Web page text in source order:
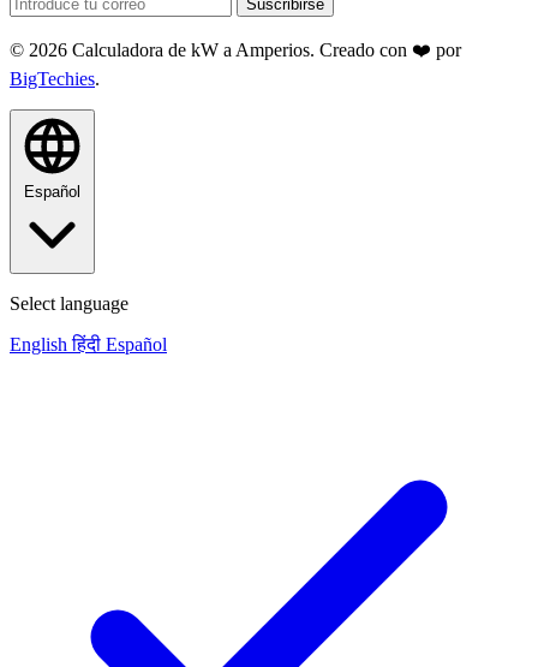
Suscribirse
© 2026 Calculadora de kW a Amperios. Creado con ❤️ por
BigTechies.
Español
Select language
English हिंदी Español